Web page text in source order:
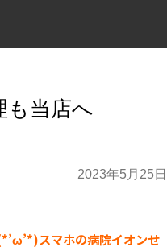
も当店へ
2023年5月25日
スマホの病院イオンせ